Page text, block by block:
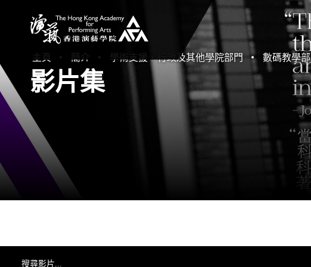
主頁 簡介 學術支援、行政及其他學院部門 數碼教學部
影片集